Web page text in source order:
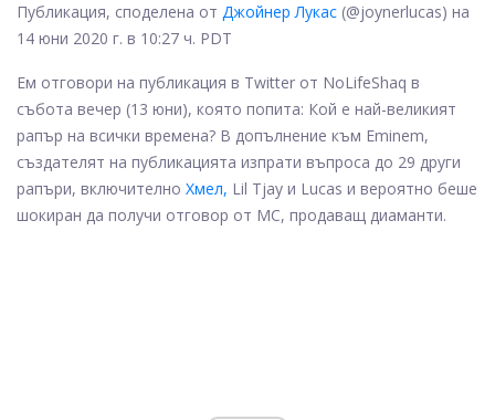
Публикация, споделена от Джойнер Лукас (@joynerlucas) на
14 юни 2020 г. в 10:27 ч. PDT
Ем отговори на публикация в Twitter от NoLifeShaq в
събота вечер (13 юни), която попита: Кой е най-великият
рапър на всички времена? В допълнение към Eminem,
създателят на публикацията изпрати въпроса до 29 други
рапъри, включително Хмел, Lil Tjay и Lucas и вероятно беше
шокиран да получи отговор от MC, продаващ диаманти.